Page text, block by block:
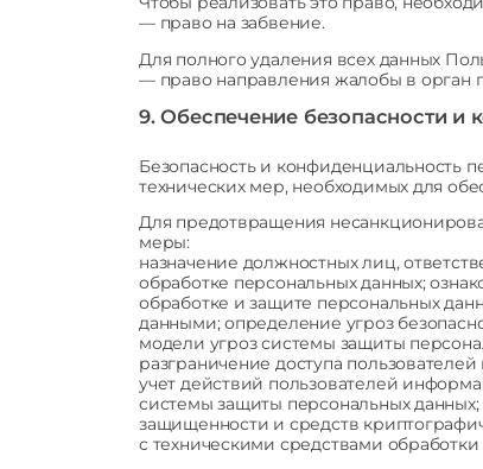
— право на забвение.
Для полного удаления всех данных
— право направления жалобы в орган
9. Обеспечение безопасности
Безопасность и конфиденциальность
технических мер, необходимых для
Для предотвращения
меры:
назначение должностных лиц,
обработке персональных данных;
обработке и защите персональных
данными; определение угроз
модели угроз системы защиты
разграничение доступа
учет действий пользователей
системы защиты персональных
защищенности и средств
с техническими средствами